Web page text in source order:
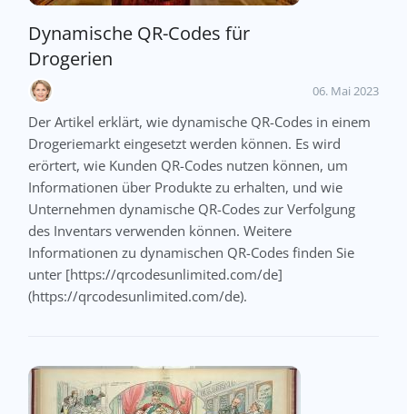
Dynamische QR-Codes für
Drogerien
06. Mai 2023
Der Artikel erklärt, wie dynamische QR-Codes in einem
Drogeriemarkt eingesetzt werden können. Es wird
erörtert, wie Kunden QR-Codes nutzen können, um
Informationen über Produkte zu erhalten, und wie
Unternehmen dynamische QR-Codes zur Verfolgung
des Inventars verwenden können. Weitere
Informationen zu dynamischen QR-Codes finden Sie
unter [https://qrcodesunlimited.com/de]
(https://qrcodesunlimited.com/de).